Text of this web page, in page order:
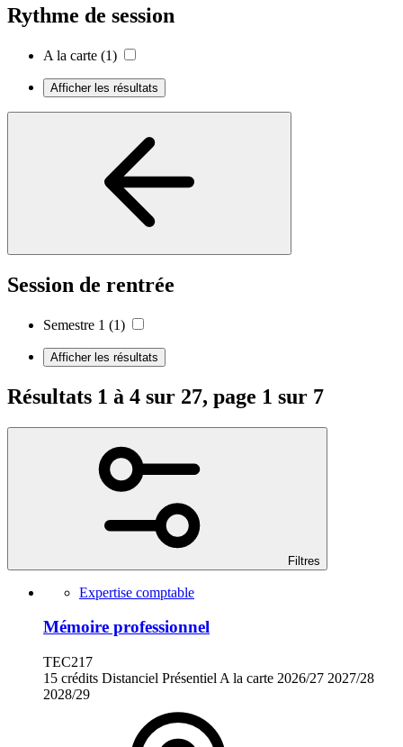
Rythme de session
A la carte (1)
Afficher les résultats
Session de rentrée
Semestre 1 (1)
Afficher les résultats
Résultats 1 à 4 sur 27, page 1 sur 7
Filtres
Expertise comptable
Mémoire professionnel
TEC217
15 crédits Distanciel Présentiel A la carte 2026/27 2027/28
2028/29